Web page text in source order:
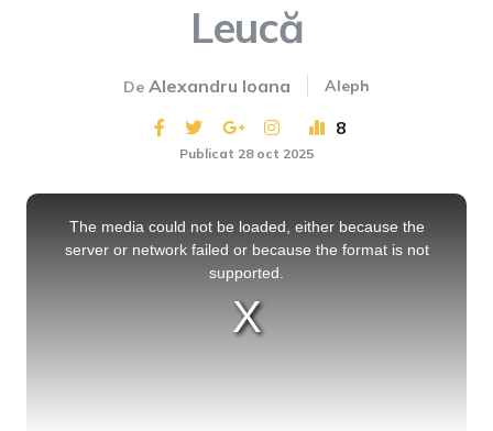
Leucă
De Alexandru Ioana Aleph
8
Publicat 28 oct 2025
This
The media could not be loaded, either because the
server or network failed or because the format is not
supported.